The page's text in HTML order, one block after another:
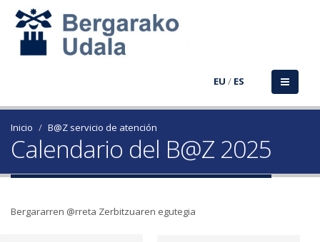
EU / ES
Inicio B@Z servicio de atención
Calendario del B@Z 2025
Bergararren @rreta Zerbitzuaren egutegia